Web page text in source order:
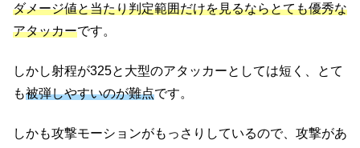
ダメージ値と当たり判定範囲だけを見るならとても優秀な
アタッカーです。
しかし射程が325と大型のアタッカーとしては短く、とて
も被弾しやすいのが難点です。
しかも攻撃モーションがもっさりしているので、攻撃があ